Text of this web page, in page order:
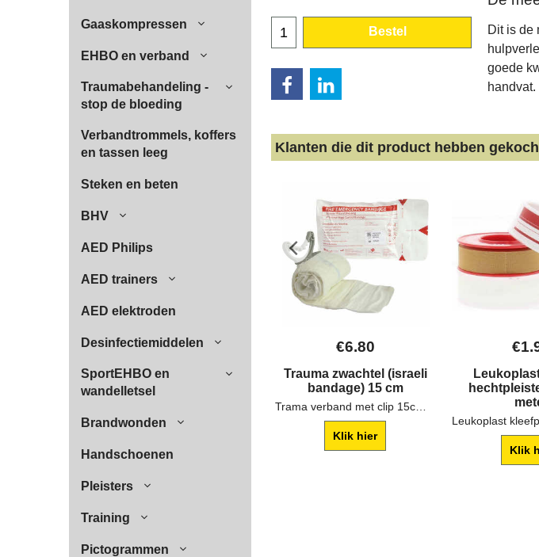
Gaaskompressen
EHBO en verband
Traumabehandeling -
stop de bloeding
Verbandtrommels, koffers
en tassen leeg
Steken en beten
BHV
AED Philips
AED trainers
AED elektroden
Desinfectiemiddelen
SportEHBO en
wandelletsel
Brandwonden
Handschoenen
Pleisters
Training
Pictogrammen
Bestel
Dit is de
goede
Klanten die dit product hebben
€6.80
Trauma zwachtel (israeli
bandage) 15 cm
Trama verband met clip 15cm. breed.
Klik hier
€
Klik